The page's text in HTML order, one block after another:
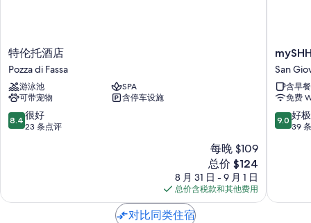
浴室配备大花洒淋浴喷头和坐浴盆
平板电视，带有线频道
衣柜/壁橱、暖气和每日客房清洁服务
特
伦
托
酒
店
Pozza
di
特伦托酒店
Pozza di Fassa
游泳池
SPA
可带宠物
含停车设施
8.4
分，
23
8.4 很好
23 条点评
每晚 $109
新
价
格
$124
总价 $124
8 月 31 日 - 9 月 1 日
总价含税款和其他费用
mySHH
智
能
San
di
Fassa
San
含早餐
免费
9.0
分，
了，
9.0 好
39
对比同类住宿